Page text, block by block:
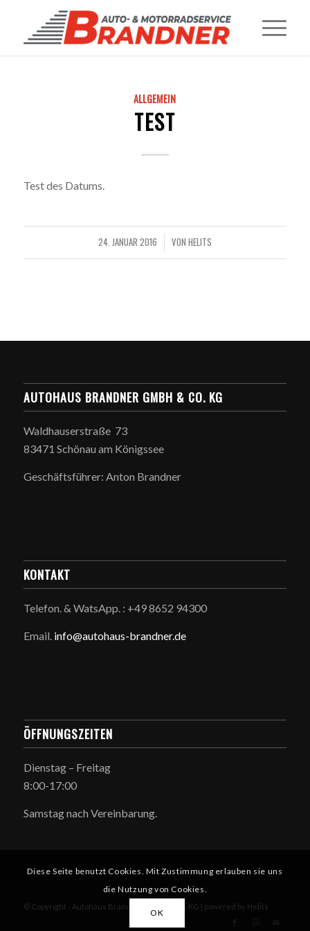
ALLGEMEIN
TEST
Test des Datums.
24. JANUAR 2016
/ VON HELITS
AUTOHAUS BRANDNER GMBH & CO. KG
Waldhauserstraße 73
83471 Schönau am Königssee
Geschäftsführer: Anton Brandner
KONTAKT
Telefon. & WatsApp. : +49 8652 94300
Email. info@autohaus-brandner.de
ÖFFNUNGSZEITEN
Dienstag – Freitag
8:00-17:00
Samstag nach Vereinbarung.
© Copyright - Autohaus Brandner GmbH & Co. KG | powered by Helits
Diese Seite benutzt Cookies. Mit Zustimmung erlauben sie uns
die Nutzung von Cookies.
OK